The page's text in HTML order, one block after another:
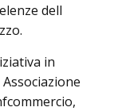
dell
in